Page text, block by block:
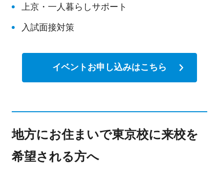
上京・一人暮らしサポート
入試面接対策
イベントお申し込みはこちら
地方にお住まいで東京校に来校を
希望される方へ